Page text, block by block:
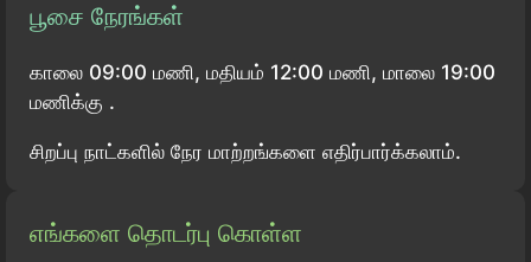
பூசை நேரங்கள்
காலை 09:00 மணி, மதியம் 12:00 மணி, மாலை 19:00
மணிக்கு .
சிறப்பு நாட்களில் நேர மாற்றங்களை எதிர்பார்க்கலாம்.
எங்களை தொடர்பு கொள்ள